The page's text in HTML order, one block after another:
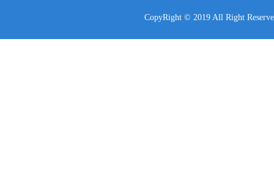
CopyRight © 2019 All Right